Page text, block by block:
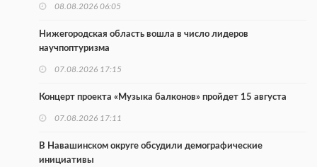
08.08.2026 06:05
Нижегородская область вошла в число лидеров
научпоптуризма
07.08.2026 17:15
Концерт проекта «Музыка балконов» пройдет 15 августа
07.08.2026 17:11
В Навашинском округе обсудили демографические
инициативы